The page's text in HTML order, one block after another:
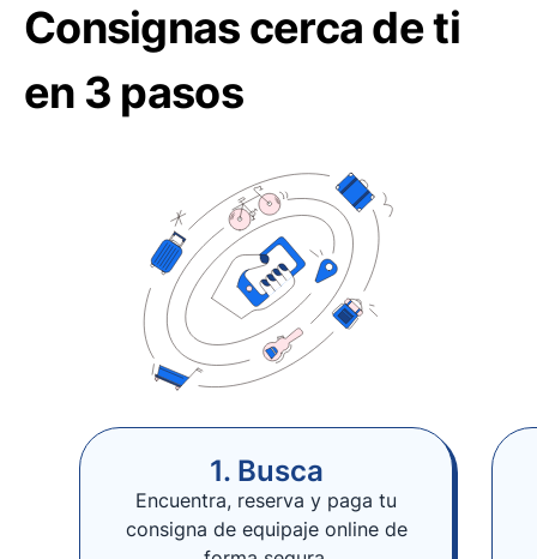
Consignas cerca de ti
en 3 pasos
1. Busca
Encuentra, reserva y paga tu
consigna de equipaje online de